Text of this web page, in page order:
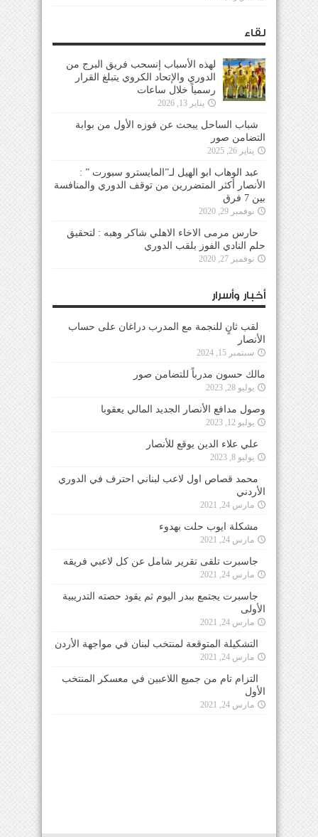
لقاء
لهذه الأسباب إنسحب فريق البرج من
الدوري والإتحاد الكروي يتبلغ القرار
رسمياً خلال ساعات
يناير 13, 2026
شباب الساحل يبحث عن فوزه الأول من بوابة
التضامن صور
يناير 26, 2025
عبد الوهاب ابو الهيل لـ”المايسترو سبورت ” :
الأنصار أكثر المتضررين من توقف الدوري والمنافسة
بين 7 فرق
نوفمبر 29, 2020
حارس مرمى الاخاء الاهلي شاكر وهبه : لتحقيق
حلم النادي الفوز بلقب الدوري
نوفمبر 27, 2020
أخبار وأسرار
لقب ثانٍ للنجمة مع المدرب دراغان على حساب
الأنصار
سبتمبر 15, 2024
مالك حسون مدرباً للتضامن صور
يوليو 28, 2023
وصول مدافع الأنصار الجديد المالي يعقوبا
يوليو 12, 2023
علي علاء الدين يوقع للأنصار
يوليو 8, 2023
محمد قصاص اول لاعب لبناني احترف في الدوري
الأردني
مارس 24, 2021
مشكلة ايوب حلت بهدوء
مارس 24, 2021
جاسبرت تلقى تقرير شامل عن كل لاعبي فريقه
مارس 24, 2021
جاسبرت يجتمع ببدر اليوم ثم يقود حصته التدريبية
الأولى
مارس 24, 2021
التشكيلة المتوقعة لمنتخب لبنان في مواجهة الأردن
مارس 24, 2021
التزام تام من جميع اللاعبين في معسكر المنتخب
الأول
مارس 24, 2021